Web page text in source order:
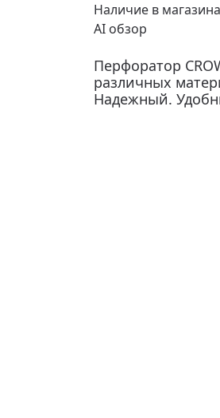
Наличие в
AI обзор
Перфоратор
различных
Надежный.